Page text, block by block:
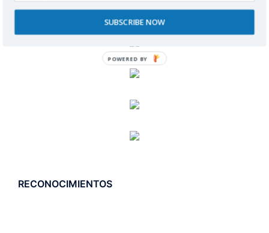
RECONOCIMIENTOS
SUBSCRIBE NOW
POWERED BY